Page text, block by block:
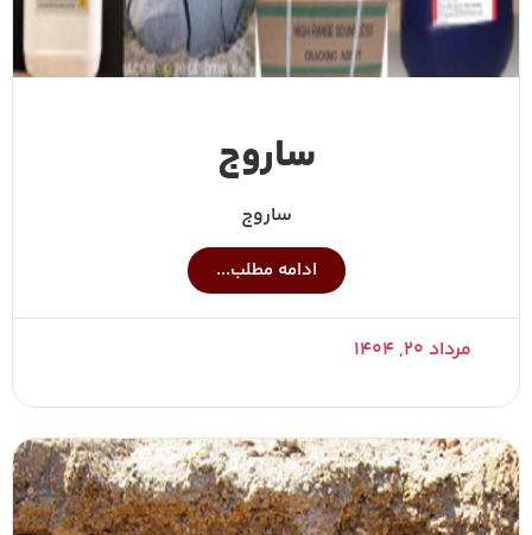
ساروج
ساروج
ادامه مطلب...
مرداد ۲۰, ۱۴۰۴